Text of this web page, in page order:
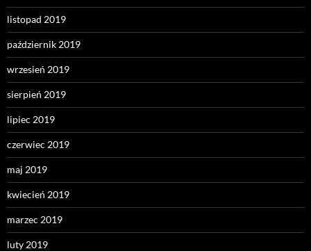
listopad 2019
październik 2019
wrzesień 2019
sierpień 2019
lipiec 2019
czerwiec 2019
maj 2019
kwiecień 2019
marzec 2019
luty 2019